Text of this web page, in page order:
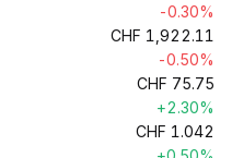
-0.30%
CHF 1,922.11
-0.50%
CHF 75.75
+2.30%
CHF 1.042